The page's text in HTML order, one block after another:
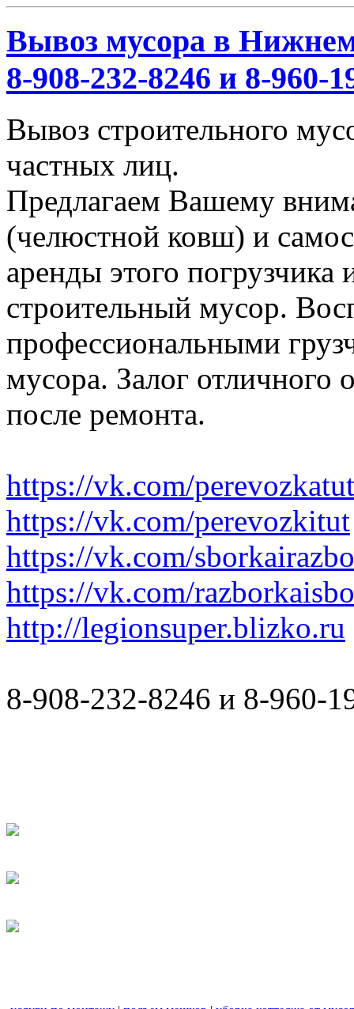
Вывоз мусора в
8-908-232-8246 и 8-960-
Вывоз строительного
частных лиц.
Предлагаем Вашему
(челюстной ковш) и
аренды этого
строительный мусор.
профессиональными
мусора. Залог отличного
после ремонта.
https://vk.com/perevozkatut
https://vk.com/perevozkitut
https://vk.com/
https://vk.com/
http://legionsuper.blizko.ru
8-908-232-8246 и 8-960-